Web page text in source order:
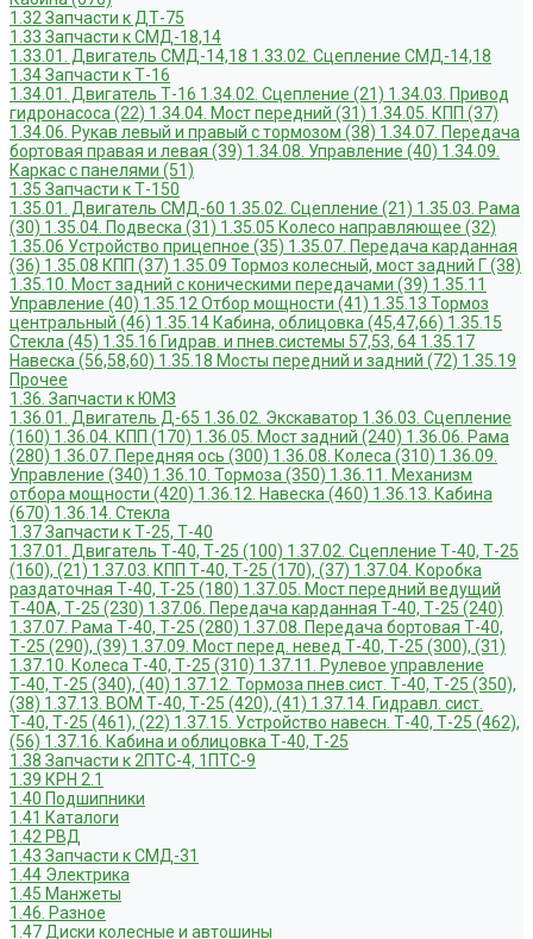
1.32 Запчасти к ДТ-75
1.33 Запчасти к СМД-18,14
1.33.01. Двигатель СМД-14,18 1.33.02. Сцепление СМД-14,18
1.34 Запчасти к Т-16
1.34.01. Двигатель Т-16 1.34.02. Сцепление (21) 1.34.03. Привод
гидронасоса (22) 1.34.04. Мост передний (31) 1.34.05. КПП (37)
1.34.06. Рукав левый и правый с тормозом (38) 1.34.07. Передача
бортовая правая и левая (39) 1.34.08. Управление (40) 1.34.09.
Каркас с панелями (51)
1.35 Запчасти к Т-150
1.35.01. Двигатель СМД-60 1.35.02. Сцепление (21) 1.35.03. Рама
(30) 1.35.04. Подвеска (31) 1.35.05 Колесо направляющее (32)
1.35.06 Устройство прицепное (35) 1.35.07. Передача карданная
(36) 1.35.08 КПП (37) 1.35.09 Тормоз колесный, мост задний Г (38)
1.35.10. Мост задний с коническими передачами (39) 1.35.11
Управление (40) 1.35.12 Отбор мощности (41) 1.35.13 Тормоз
центральный (46) 1.35.14 Кабина, облицовка (45,47,66) 1.35.15
Стекла (45) 1.35.16 Гидрав. и пнев.системы 57,53, 64 1.35.17
Навеска (56,58,60) 1.35.18 Мосты передний и задний (72) 1.35.19
Прочее
1.36. Запчасти к ЮМЗ
1.36.01. Двигатель Д-65 1.36.02. Экскаватор 1.36.03. Сцепление
(160) 1.36.04. КПП (170) 1.36.05. Мост задний (240) 1.36.06. Рама
(280) 1.36.07. Передняя ось (300) 1.36.08. Колеса (310) 1.36.09.
Управление (340) 1.36.10. Тормоза (350) 1.36.11. Механизм
отбора мощности (420) 1.36.12. Навеска (460) 1.36.13. Кабина
(670) 1.36.14. Стекла
1.37 Запчасти к Т-25, Т-40
1.37.01. Двигатель Т-40, Т-25 (100) 1.37.02. Сцепление Т-40, Т-25
(160), (21) 1.37.03. КПП Т-40, Т-25 (170), (37) 1.37.04. Коробка
раздаточная Т-40, Т-25 (180) 1.37.05. Мост передний ведущий
Т-40А, Т-25 (230) 1.37.06. Передача карданная Т-40, Т-25 (240)
1.37.07. Рама Т-40, Т-25 (280) 1.37.08. Передача бортовая Т-40,
Т-25 (290), (39) 1.37.09. Мост перед. невед Т-40, Т-25 (300), (31)
1.37.10. Колеса Т-40, Т-25 (310) 1.37.11. Рулевое управление
Т-40, Т-25 (340), (40) 1.37.12. Тормоза пнев.сист. Т-40, Т-25 (350),
(38) 1.37.13. ВОМ Т-40, Т-25 (420), (41) 1.37.14. Гидравл. сист.
Т-40, Т-25 (461), (22) 1.37.15. Устройство навесн. Т-40, Т-25 (462),
(56) 1.37.16. Кабина и облицовка Т-40, Т-25
1.38 Запчасти к 2ПТС-4, 1ПТС-9
1.39 КРН 2.1
1.40 Подшипники
1.41 Каталоги
1.42 РВД
1.43 Запчасти к СМД-31
1.44 Электрика
1.45 Манжеты
1.46. Разное
1.47 Диски колесные и автошины